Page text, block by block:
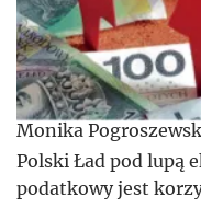
Monika
Polski Ład pod lupą
podatkowy jest